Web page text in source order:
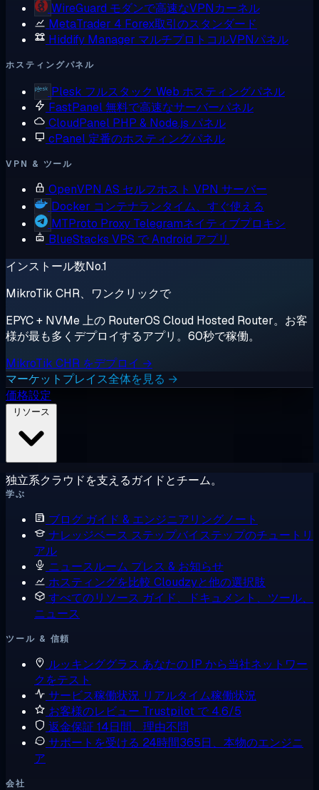
WireGuard モダンで高速なVPNカーネル
MetaTrader 4 Forex取引のスタンダード
Hiddify Manager マルチプロトコルVPNパネル
ホスティングパネル
Plesk フルスタック Web ホスティングパネル
FastPanel無料で高速なサーバーパネル
CloudPanel PHP & Node.js パネル
cPanel 定番のホスティングパネル
VPN & ツール
OpenVPN AS セルフホスト VPN サーバー
Docker コンテナランタイム、すぐ使える
MTProto Proxy Telegramネイティブプロキシ
BlueStacks VPS で Android アプリ
インストール数No.1
MikroTik CHR、ワンクリックで
EPYC + NVMe 上の RouterOS Cloud Hosted Router。お客
様が最も多くデプロイするアプリ。60秒で稼働。
MikroTik CHR をデプロイ →
マーケットプレイス全体を見る →
価格設定
独立系クラウドを支えるガイドとチーム。
学ぶ
ブログ ガイド & エンジニアリングノート
ナレッジベース ステップバイステップのチュートリ
アル
ニュースルーム プレス & お知らせ
ホスティングを比較 Cloudzyと他の選択肢
すべてのリソース ガイド、ドキュメント、ツール、
ニュース
ツール & 信頼
ルッキンググラス あなたの IP から当社ネットワー
クをテスト
サービス稼働状況 リアルタイム稼働状況
お客様のレビュー Trustpilot で 4.6/5
返金保証 14日間、理由不問
サポートを受ける 24時間365日、本物のエンジニ
ア
会社